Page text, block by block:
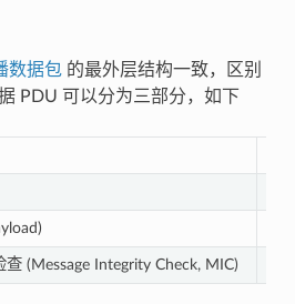
数据包的最外层结构一致，区别
PDU 可以分为三部分，如下
查 (Message Integrity Check, MIC)